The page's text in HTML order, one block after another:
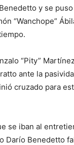
y se
“Wanchope”
“Pity”
ante la
cruzado para
se iban al
Darío Benedetto